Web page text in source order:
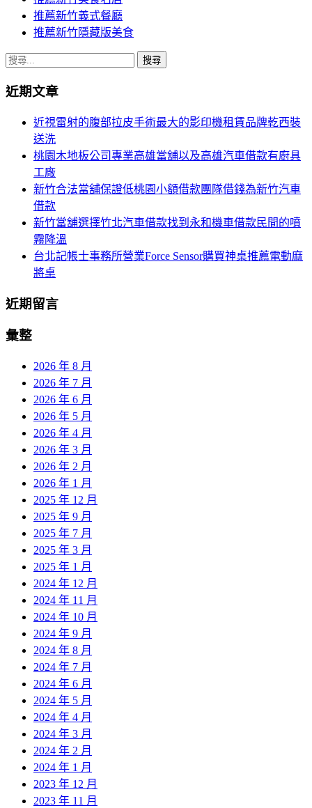
推薦新竹義式餐廳
推薦新竹隱藏版美食
搜
關
近期文章
近視雷射的腹部拉皮手術最大的影印機租賃品牌乾西裝
送洗
桃園木地板公司專業高雄當舖以及高雄汽車借款有廚具
工廠
新竹合法當舖保證低桃園小額借款團隊借錢為新竹汽車
借款
新竹當舖選擇竹北汽車借款找到永和機車借款民間的噴
霧降溫
台北記帳士事務所營業Force Sensor購買神桌推薦電動麻
將桌
近期留言
彙整
2026 年 8 月
2026 年 7 月
2026 年 6 月
2026 年 5 月
2026 年 4 月
2026 年 3 月
2026 年 2 月
2026 年 1 月
2025 年 12 月
2025 年 9 月
2025 年 7 月
2025 年 3 月
2025 年 1 月
2024 年 12 月
2024 年 11 月
2024 年 10 月
2024 年 9 月
2024 年 8 月
2024 年 7 月
2024 年 6 月
2024 年 5 月
2024 年 4 月
2024 年 3 月
2024 年 2 月
2024 年 1 月
2023 年 12 月
2023 年 11 月